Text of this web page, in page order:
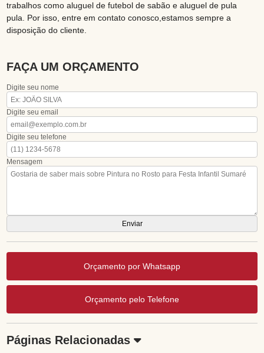
trabalhos como aluguel de futebol de sabão e aluguel de pula
pula. Por isso, entre em contato conosco,estamos sempre a
disposição do cliente.
FAÇA UM ORÇAMENTO
Digite seu nome
Digite seu email
Digite seu telefone
Mensagem
Orçamento por Whatsapp
Orçamento pelo Telefone
Páginas Relacionadas